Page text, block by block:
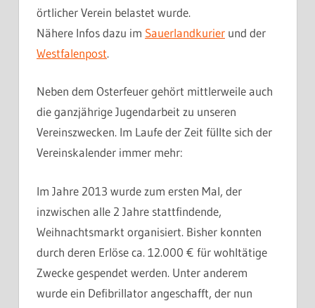
örtlicher Verein belastet wurde.
Nähere Infos dazu im Sauerlandkurier und der
Westfalenpost.
Neben dem Osterfeuer gehört mittlerweile auch
die ganzjährige Jugendarbeit zu unseren
Vereinszwecken. Im Laufe der Zeit füllte sich der
Vereinskalender immer mehr:
Im Jahre 2013 wurde zum ersten Mal, der
inzwischen alle 2 Jahre stattfindende,
Weihnachtsmarkt organisiert. Bisher konnten
durch deren Erlöse ca. 12.000 € für wohltätige
Zwecke gespendet werden. Unter anderem
wurde ein Defibrillator angeschafft, der nun